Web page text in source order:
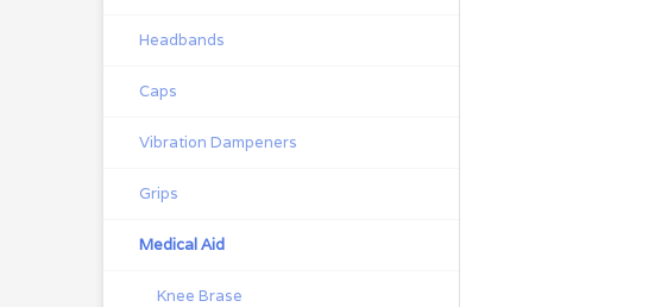
Headbands
Caps
Vibration Dampeners
Grips
Medical Aid
Knee Brase